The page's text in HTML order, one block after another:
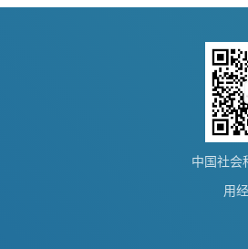
中国社会
用